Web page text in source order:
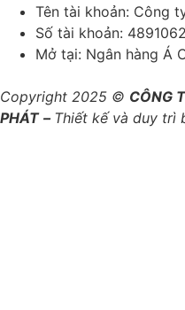
Tên tài khoản: Công
Số tài khoản:
Mở tại: Ngân hàng Á
Copyright 2025 © CÔNG
PHÁT – Thiết kế và duy trì